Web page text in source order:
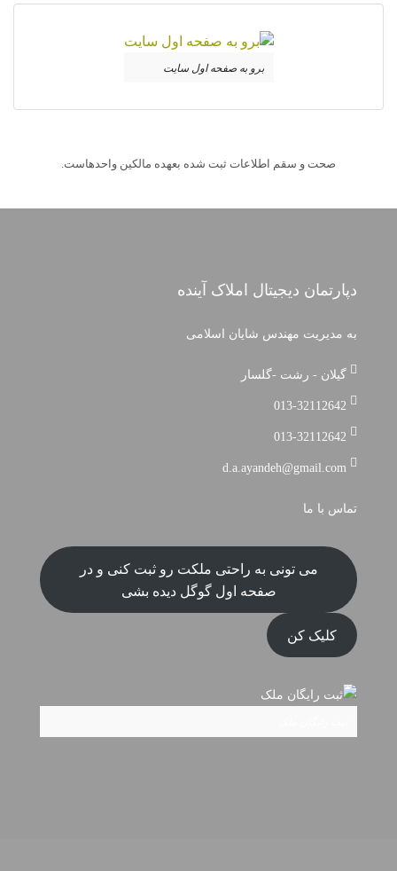
برو به صفحه اول سایت
صحت و سقم اطلاعات ثبت شده بعهده مالکین واحدهاست.
دپارتمان دیجیتال املاک آینده
به مدیریت مهندس شایان اسلامی
گیلان - رشت -گلسار
013-32112642
013-32112642
d.a.ayandeh@gmail.com
تماس با ما
می تونی به راحتی ملکت رو ثبت کنی و در
صفحه اول گوگل دیده بشی
کلیک کن